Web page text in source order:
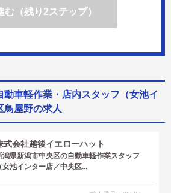
む（残り2ステップ）
動車軽作業・店内スタッフ（女池イ
鳥屋野の求人
式会社越後イエローハット
潟県新潟市中央区の自動車軽作業スタッフ
（女池インター店／中央区...